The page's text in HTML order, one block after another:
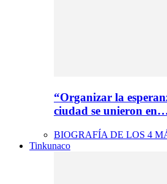
“Organizar la
ciudad se unieron
BIOGRAFÍA DE LOS 4
Tinkunaco